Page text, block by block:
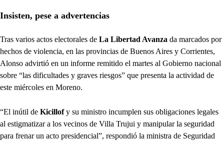
Insisten, pese a advertencias
Tras varios actos electorales de La Libertad Avanza da marcados por
hechos de violencia, en las provincias de Buenos Aires y Corrientes,
Alonso advirtió en un informe remitido el martes al Gobierno nacional
sobre “las dificultades y graves riesgos” que presenta la actividad de
este miércoles en Moreno.
“El inútil de Kicillofy su ministro incumplen sus obligaciones legales
al estigmatizar a los vecinos de Villa Trujui y manipular la seguridad
para frenar un acto presidencial”, respondió la ministra de Seguridad